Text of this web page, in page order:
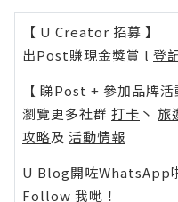
【 U Creator 招募 】
出Post賺現金獎賞 l 登
【 睇Post + 參加品牌活
瀏覽更多社群 打卡 丶 旅
攻略及 活動情報
U Blog開咗WhatsApp
Follow 我哋 ！